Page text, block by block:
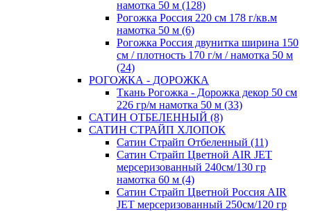
намотка 50 м (128)
Рогожка Россия 220 см 178 г/кв.м
намотка 50 м (6)
Рогожка Россия двунитка ширина 150
см / плотность 170 г/м / намотка 50 м
(24)
РОГОЖКА - ДОРОЖКА
Ткань Рогожка - Дорожка декор 50 см
226 гр/м намотка 50 м (33)
САТИН ОТБЕЛЕННЫЙ (8)
САТИН СТРАЙП ХЛОПОК
Сатин Страйп Отбеленный (11)
Сатин Страйп Цветной AIR JET
мерсеризованный 240см/130 гр
намотка 60 м (4)
Сатин Страйп Цветной Россия AIR
JET мерсеризованный 250см/120 гр